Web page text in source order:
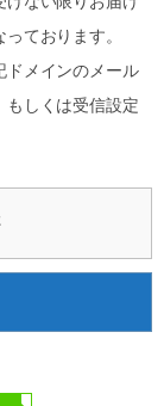
ております。
ドメインのメール
もしくは受信設定